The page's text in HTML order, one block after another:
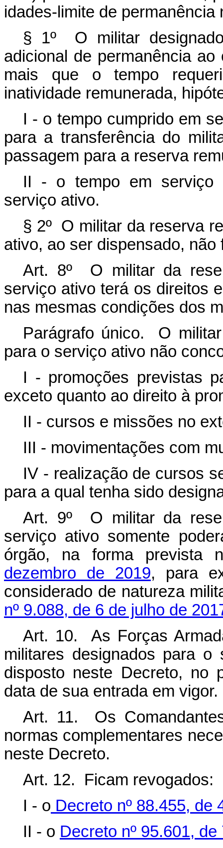
idades-limite de
§ 1º O militar
adicional de permanência
mais que o tempo
inatividade remunerada,
I - o tempo cumprido em
para a transferência do
passagem para a reserva
II - o tempo em serviço
serviço ativo.
§ 2º O militar da reserva
ativo, ao ser dispensado,
Art. 8º O militar da
serviço ativo terá os direitos
nas mesmas condições dos
Parágrafo único. O
para o serviço ativo não
I - promoções previstas
exceto quanto ao direito à
II - cursos e missões no
III - movimentações com
IV - realização de cursos
para a qual tenha sido
Art. 9º O militar da
serviço ativo somente
órgão, na forma prevista
dezembro de 2019, para
considerado de natureza
nº 9.088, de 6 de julho de
Art. 10. As Forças
militares designados para
disposto neste Decreto, no
data de sua entrada em vigor.
Art. 11. Os
normas complementares
neste Decreto.
Art. 12. Ficam revogados:
I - o Decreto nº 88.455, de
II - o Decreto nº 95.601,